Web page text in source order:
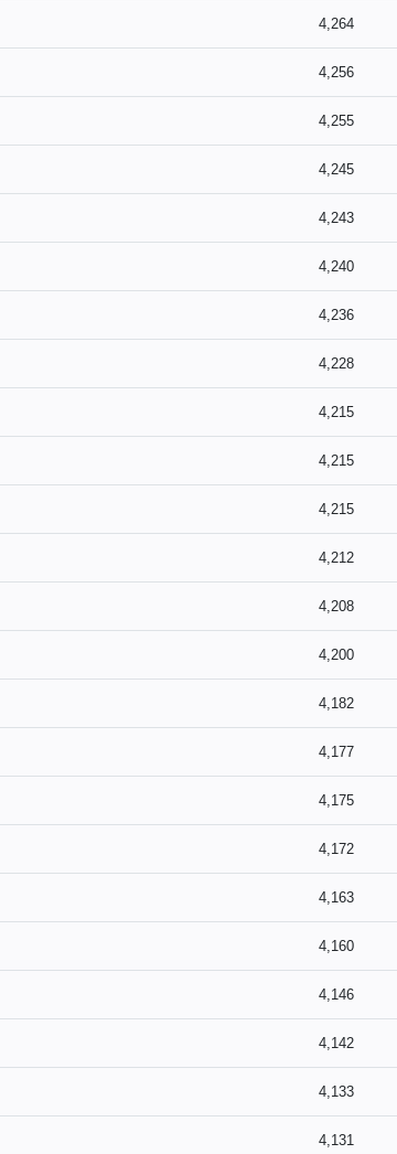
4,264
4,256
4,255
4,245
4,243
4,240
4,236
4,228
4,215
4,215
4,215
4,212
4,208
4,200
4,182
4,177
4,175
4,172
4,163
4,160
4,146
4,142
4,133
4,131